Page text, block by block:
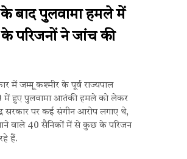
बाद पुलवामा हमले में
परिजनों ने जांच की
में जम्मू कश्मीर के पूर्व राज्यपाल
में हुए पुलवामा आतंकी हमले को लेकर
सरकार पर कई संगीन आरोप लगाए थे,
वाले 40 सैनिकों में से कुछ के परिजन
हैं.